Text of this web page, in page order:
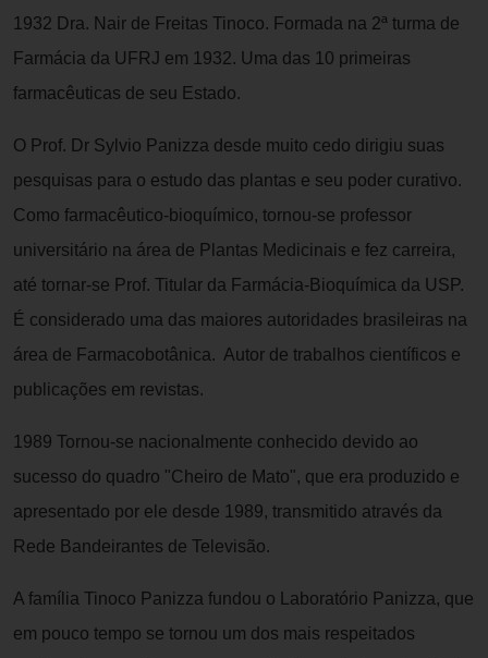
1932 Dra. Nair de Freitas Tinoco. Formada na 2ª turma de
Farmácia da UFRJ em 1932. Uma das 10 primeiras
farmacêuticas de seu Estado.
O Prof. Dr Sylvio Panizza desde muito cedo dirigiu suas
pesquisas para o estudo das plantas e seu poder curativo.
Como farmacêutico-bioquímico, tornou-se professor
universitário na área de Plantas Medicinais e fez carreira,
até tornar-se Prof. Titular da Farmácia-Bioquímica da USP.
É considerado uma das maiores autoridades brasileiras na
área de Farmacobotânica. Autor de trabalhos científicos e
publicações em revistas.
1989 Tornou-se nacionalmente conhecido devido ao
sucesso do quadro "Cheiro de Mato", que era produzido e
apresentado por ele desde 1989, transmitido através da
Rede Bandeirantes de Televisão.
A família Tinoco Panizza fundou o Laboratório Panizza, que
em pouco tempo se tornou um dos mais respeitados